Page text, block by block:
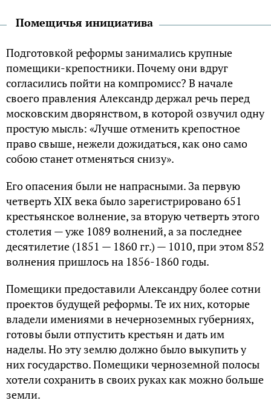
Помещичья инициатива
Подготовкой реформы занимались крупные
помещики-крепостники. Почему они вдруг
согласились пойти на компромисс? В начале
своего правления Александр держал речь перед
московским дворянством, в которой озвучил одну
простую мысль: «Лучше отменить крепостное
право свыше, нежели дожидаться, как оно само
собою станет отменяться снизу».
Его опасения были не напрасными. За первую
четверть XIX века было зарегистрировано 651
крестьянское волнение, за вторую четверть этого
столетия — уже 1089 волнений, а за последнее
десятилетие (1851 — 1860 гг.) — 1010, при этом 852
волнения пришлось на 1856-1860 годы.
Помещики предоставили Александру более сотни
проектов будущей реформы. Те их них, которые
владели имениями в нечерноземных губерниях,
готовы были отпустить крестьян и дать им
наделы. Но эту землю должно было выкупить у
них государство. Помещики черноземной полосы
хотели сохранить в своих руках как можно больше
земли.